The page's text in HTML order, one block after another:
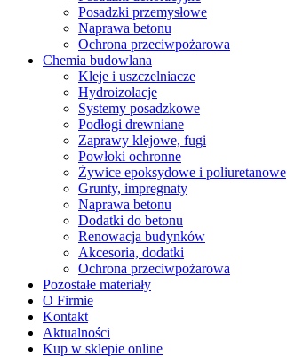
Posadzki przemysłowe
Naprawa betonu
Ochrona przeciwpożarowa
Chemia budowlana
Kleje i uszczelniacze
Hydroizolacje
Systemy posadzkowe
Podłogi drewniane
Zaprawy klejowe, fugi
Powłoki ochronne
Żywice epoksydowe i poliuretanowe
Grunty, impregnaty
Naprawa betonu
Dodatki do betonu
Renowacja budynków
Akcesoria, dodatki
Ochrona przeciwpożarowa
Pozostałe materiały
O Firmie
Kontakt
Aktualności
Kup w sklepie online